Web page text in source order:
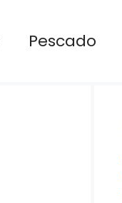
Pescado